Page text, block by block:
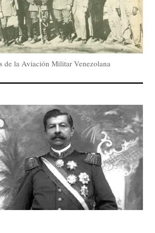
de la Aviación Militar Venezolana